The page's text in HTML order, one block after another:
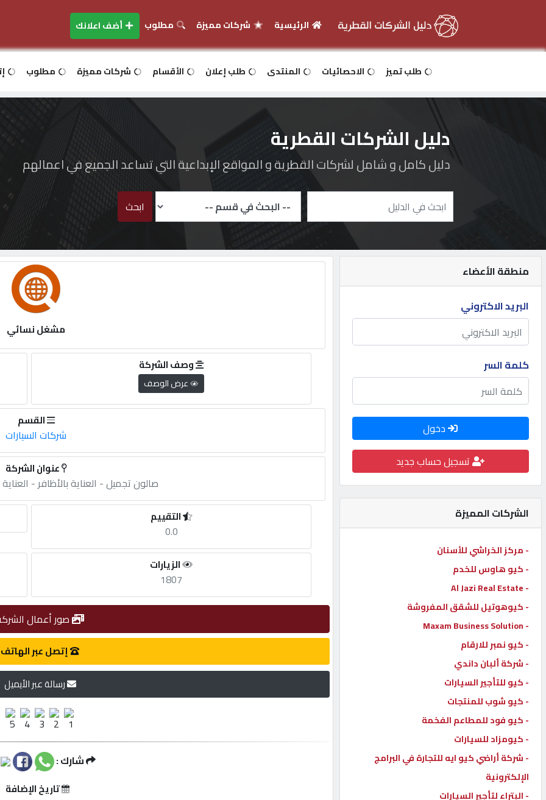
دخول
اعلانك
مطلوب
طلب
الاحصائيات
الأقسام
شركات
مميزة
إبحث
إتصل
بنا
إعلانات
المنتدى
كيو
مزاد
كيو
الرئيسية شركات مميزة مطلوب أضف اعلانك
طلب تميز الاحصائيات المنتدى طلب إعلان الأقسام شركات مميزة مطلوب
دليل الشركات القطرية
دليل كامل و شامل لشركات القطرية و المواقع الإبداعية التي تساعد الجميع في اعمالهم
ابحث
منطقة الأعضاء
البريد الاكتروني
كلمة السر
دخول
تسجيل حساب جديد
الشركات المميزة
- مركز الخراشي للأسنان
- كيو هاوس للخدم
- Al Jazi Real Estate
- كيوهوتيل للشقق المفروشة
- Maxam Business Solution
- كيو نمبر للارقام
- شركة ألبان داندي
- كيو للتأجير السيارات
- كيو شوب للمنتجات
- كيو فود للمطاعم الفخمة
- كيومزاد للسيارات
- شركة أراضي كيو ايه للتجارة في البرامج
الإلكترونية
- البتراء لتأجير السيارات
مشغل نسائي
وصف الشركة
عرض الوصف
القسم
شركات السيارات
عنوان الشركة
صالون تجميل - العناية بالأظافر -
التقييم
0.0
الزيارات
1807
صور أعمال
إتصل عبر الهاتف
رسالة عبر الأيميل
شارك :
تاريخ الإضافة